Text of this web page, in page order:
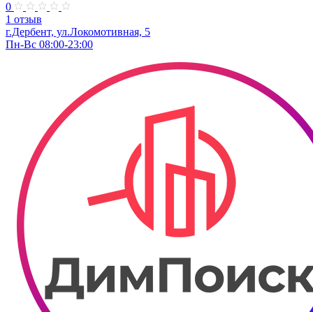
0
1 отзыв
г.Дербент, ​ул.Локомотивная, 5
Пн-Вс 08:00-23:00